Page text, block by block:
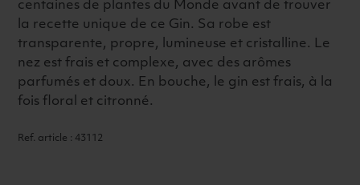
centaines de plantes du Monde avant de trouver
la recette unique de ce Gin. Sa robe est
transparente, propre, lumineuse et cristalline. Le
nez est frais et complexe, avec des arômes
parfumés et doux. En bouche, le gin est frais, à la
fois floral et citronné.
Ref. article : 43112